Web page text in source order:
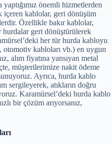
önemli hizmetlerden
kablolar, geri dönüşüm
Özellikle bakır kablolar,
geri dönüştürülerek
her tür hurda kabloyu
otomotiv kabloları vb.) en uygun
alım fiyatına yansıyan metal
müşterilerimize nakit ödeme
Ayrıca, hurda kablo
sergileyerek, atıkların doğru
Karamürsel’deki hurda kablo
bir çözüm arıyorsanız,